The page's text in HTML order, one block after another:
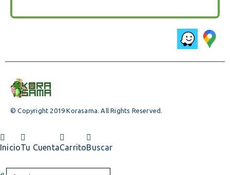
© Copyright 2019 Korasama. All Rights Reserved.
InicioTu CuentaCarritoBuscar